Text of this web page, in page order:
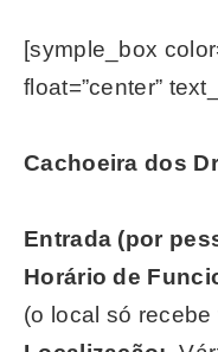
[symple_box
float=”center”
Cachoeira dos
Entrada (por
Horário de
(o local só